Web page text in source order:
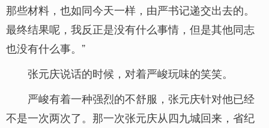
那些材料，也如同今天一样，由严书记递交出去的。
最终结果呢，我反正是没有什么事情，但是其他同志
也没有什么事。”
张元庆说话的时候，对着严峻玩味的笑笑。
严峻有着一种强烈的不舒服，张元庆针对他已经
不是一次两次了。那一次张元庆从四九城回来，省纪